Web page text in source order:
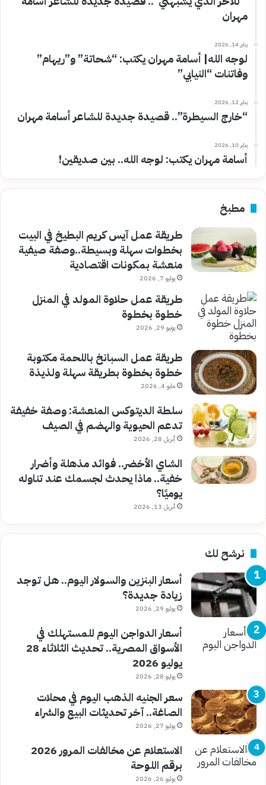
مهران
يناير 14, 2026
لوجه الله| أسامة مهران يكتب: “شحاتة” و”ريهام”
وفاتنات “النيابي”
يناير 12, 2026
“خارج السيطرة”.. قصيدة جديدة للشاعر أسامة مهران
يناير 10, 2026
أسامة مهران يكتب: لوجه الله.. بين صديقين!
مطبخ
طريقة عمل آيس كريم البطيخ في البيت
بخطوات سهلة وبسيطة..وصفة صيفية
منعشة بمكونات اقتصادية
يوليو 7, 2026
طريقة عمل حلاوة المولد في المنزل
خطوة بخطوة
يونيو 29, 2026
طريقة عمل السبانخ باللحمة مكتوبة
خطوة بخطوة بطريقة سهلة ولذيذة
مايو 4, 2026
سلطة الديتوكس المنعشة: وصفة خفيفة
تدعم الحيوية والهضم في الصيف
أبريل 28, 2026
الشاي الأخضر.. فوائد مذهلة وأضرار
خفية.. ماذا يحدث لجسمك عند تناوله
يوميًا؟
أبريل 13, 2026
نرشح لك
أسعار البنزين والسولار اليوم.. هل توجد
زيادة جديدة؟
يوليو 29, 2026
أسعار الدواجن اليوم للمستهلك في
الأسواق المصرية.. تحديث الثلاثاء 28
يوليو 2026
يوليو 28, 2026
سعر الجنيه الذهب اليوم في محلات
الصاغة.. آخر تحديثات البيع والشراء
يوليو 27, 2026
الاستعلام عن مخالفات المرور 2026
برقم اللوحة
يوليو 26, 2026